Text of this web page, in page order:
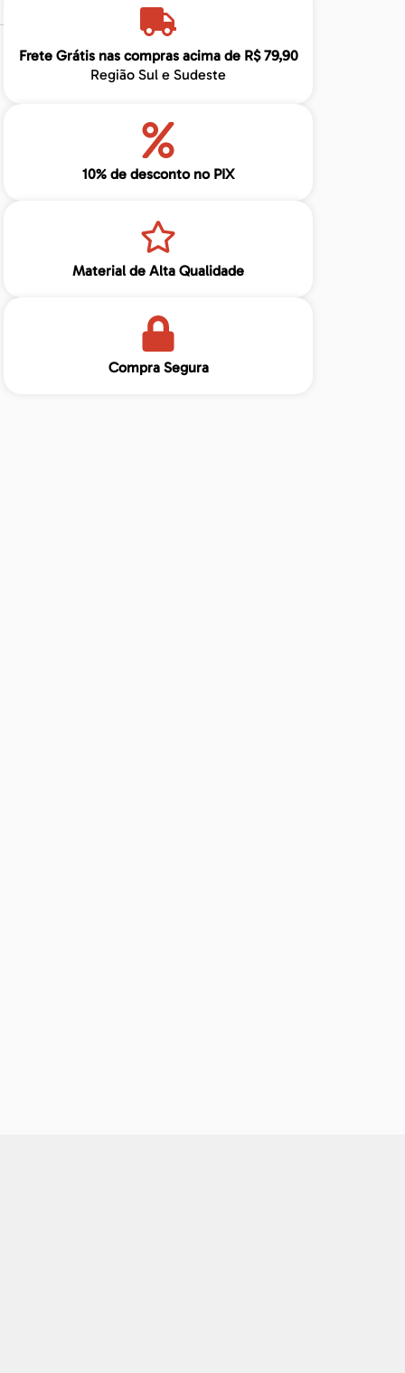
Frete Grátis nas compras acima de R$ 79,90
Região Sul e Sudeste
10% de desconto no PIX
Material de Alta Qualidade
Compra Segura